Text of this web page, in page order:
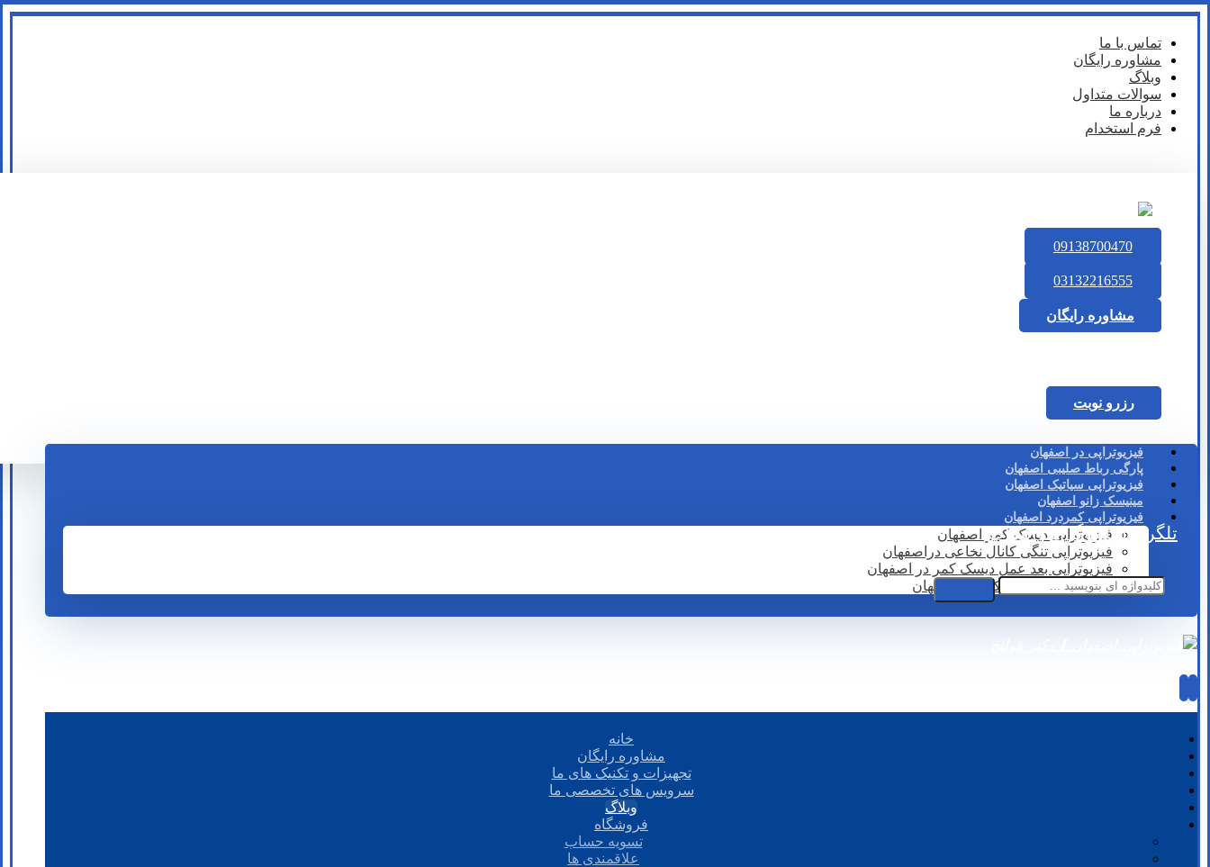
تماس با ما
مشاوره رایگان
وبلاگ
سوالات متداول
درباره ما
فرم استخدام
09138700470
03132216555
مشاوره رایگان
رزرو نوبت
فیزیوتراپی در اصفهان
پارگی رباط صلیبی اصفهان
فیزیوتراپی سیاتیک اصفهان
مینیسک زانو اصفهان
فیزیوتراپی کمردرد اصفهان
فیزیوتراپی دیسک کمر اصفهان
فیزیوتراپی تنگی کانال نخاعی دراصفهان
فیزیوتراپی بعد عمل دیسک کمر در اصفهان
لیزر درمانی دیسک کمر در اصفهان
تلگرام اینستاگرام واتساپ
خانه
مشاوره رایگان
تجهیزات و تکنیک های ما
سرویس های تخصصی ما
وبلاگ
فروشگاه
تسویه حساب
علاقمندی ها